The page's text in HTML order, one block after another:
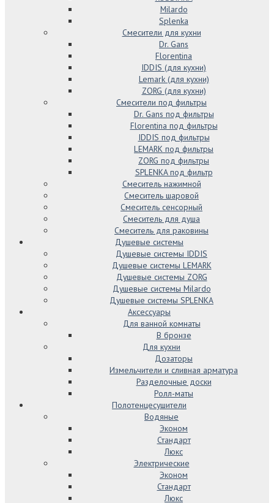
Milardo
Splenka
Смесители для кухни
Dr. Gans
Florentina
IDDIS (для кухни)
Lemark (для кухни)
ZORG (для кухни)
Смесители под фильтры
Dr. Gans под фильтры
Florentina под фильтры
IDDIS под фильтры
LEMARK под фильтры
ZORG под фильтры
SPLENKA под фильтр
Смеситель нажимной
Смеситель шаровой
Смеситель сенсорный
Смеситель для душа
Смеситель для раковины
Душевые системы
Душевые системы IDDIS
Душевые системы LEMARK
Душевые системы ZORG
Душевые системы Milardo
Душевые системы SPLENKA
Аксессуары
Для ванной комнаты
В бронзе
Для кухни
Дозаторы
Измельчители и сливная арматура
Разделочные доски
Ролл-маты
Полотенцесушители
Водяные
Эконом
Стандарт
Люкс
Электрические
Эконом
Стандарт
Люкс